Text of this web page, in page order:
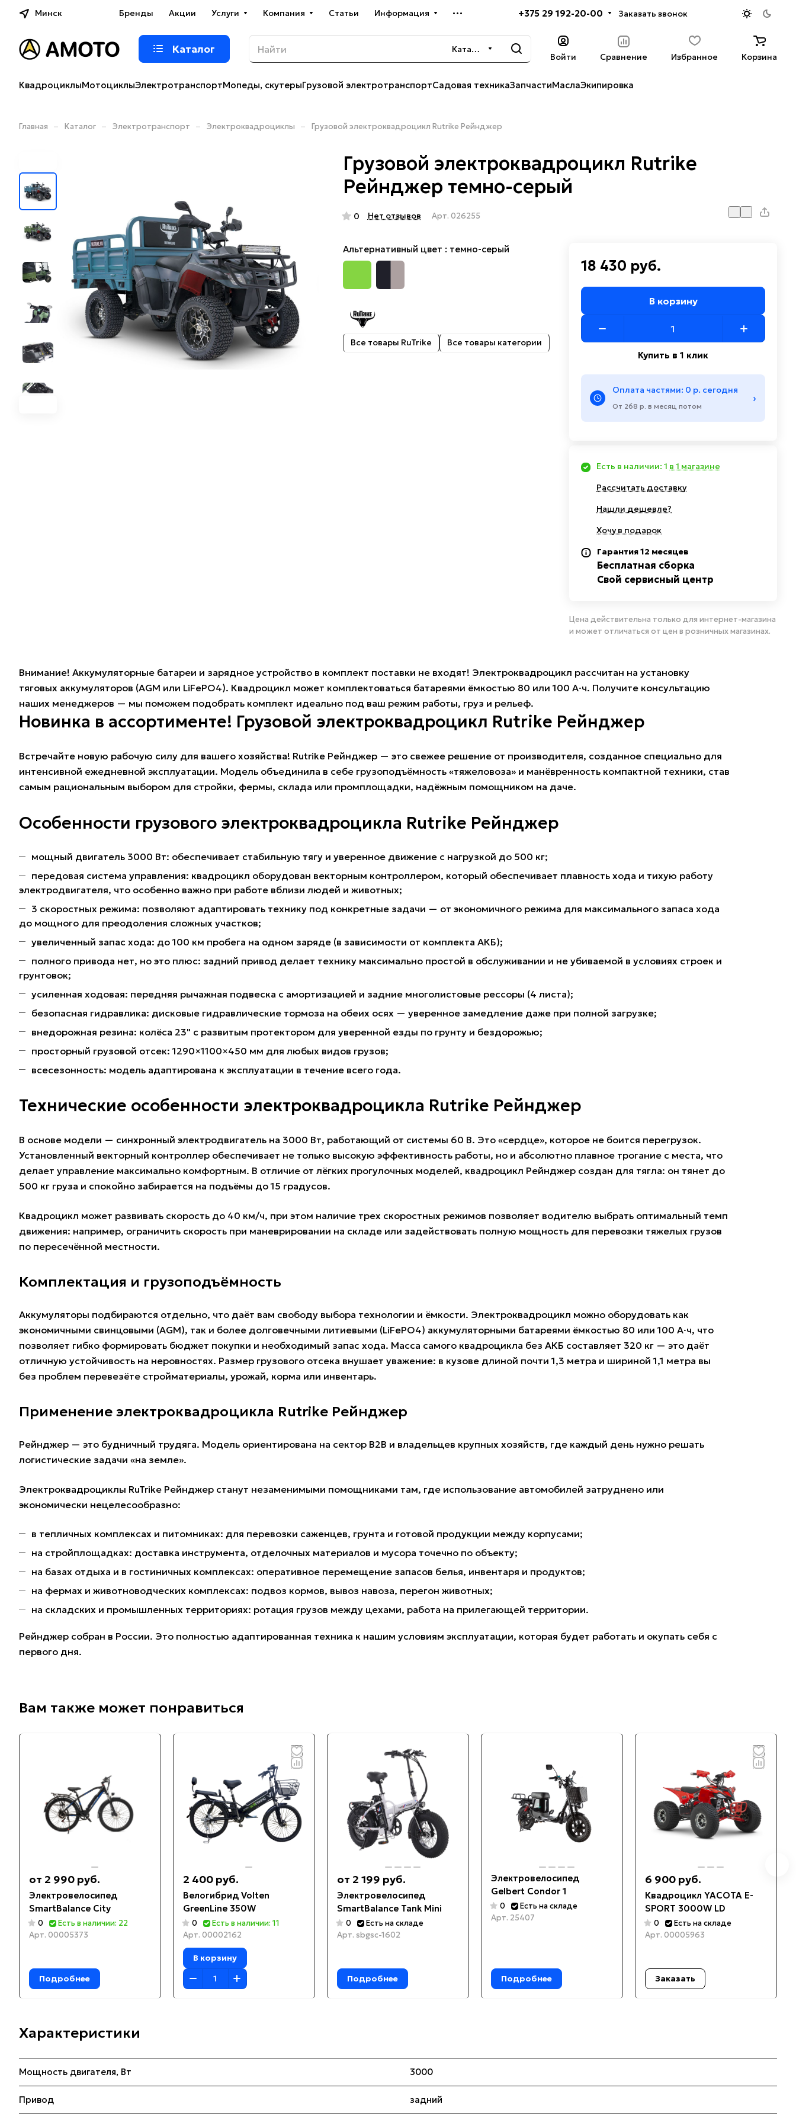
Минск Бренды Акции Услуги Компания Статьи Информация +375 29 192-20-00 Заказать звонок
Каталог Каталог
Войти Сравнение Избранное Корзина
КвадроциклыМотоциклыЭлектротранспортМопеды, скутерыГрузовой электротранспортСадовая техникаЗапчастиМаслаЭкипировка
Главная – Каталог – Электротранспорт – Электроквадроциклы – Грузовой электроквадроцикл Rutrike Рейнджер
Грузовой электроквадроцикл Rutrike
Рейнджер темно-серый
0 Нет отзывов Арт. 026255
Альтернативный цвет : темно-серый
Все товары RuTrike Все товары категории
18 430 руб.
В корзину
Купить в 1 клик
Оплата частями: 0 р. сегодня
От 268 р. в месяц потом
›
Есть в наличии: 1 в 1 магазине
Рассчитать доставку
Нашли дешевле?
Хочу в подарок
Гарантия 12 месяцев
Бесплатная сборка
Свой сервисный центр
Цена действительна только для интернет-магазина
и может отличаться от цен в розничных магазинах.
Внимание! Аккумуляторные батареи и зарядное устройство в комплект поставки не входят! Электроквадроцикл рассчитан на установку
тяговых аккумуляторов (AGM или LiFePO4). Квадроцикл может комплектоваться батареями ёмкостью 80 или 100 А·ч. Получите консультацию
наших менеджеров — мы поможем подобрать комплект идеально под ваш режим работы, груз и рельеф.
Новинка в ассортименте! Грузовой электроквадроцикл Rutrike Рейнджер
Встречайте новую рабочую силу для вашего хозяйства! Rutrike Рейнджер — это свежее решение от производителя, созданное специально для
интенсивной ежедневной эксплуатации. Модель объединила в себе грузоподъёмность «тяжеловоза» и манёвренность компактной техники, став
самым рациональным выбором для стройки, фермы, склада или промплощадки, надёжным помощником на даче.
Особенности грузового электроквадроцикла Rutrike Рейнджер
мощный двигатель 3000 Вт: обеспечивает стабильную тягу и уверенное движение с нагрузкой до 500 кг;
передовая система управления: квадроцикл оборудован векторным контроллером, который обеспечивает плавность хода и тихую работу
электродвигателя, что особенно важно при работе вблизи людей и животных;
3 скоростных режима: позволяют адаптировать технику под конкретные задачи — от экономичного режима для максимального запаса хода
до мощного для преодоления сложных участков;
увеличенный запас хода: до 100 км пробега на одном заряде (в зависимости от комплекта АКБ);
полного привода нет, но это плюс: задний привод делает технику максимально простой в обслуживании и не убиваемой в условиях строек и
грунтовок;
усиленная ходовая: передняя рычажная подвеска с амортизацией и задние многолистовые рессоры (4 листа);
безопасная гидравлика: дисковые гидравлические тормоза на обеих осях — уверенное замедление даже при полной загрузке;
внедорожная резина: колёса 23" с развитым протектором для уверенной езды по грунту и бездорожью;
просторный грузовой отсек: 1290×1100×450 мм для любых видов грузов;
всесезонность: модель адаптирована к эксплуатации в течение всего года.
Технические особенности электроквадроцикла Rutrike Рейнджер
В основе модели — синхронный электродвигатель на 3000 Вт, работающий от системы 60 В. Это «сердце», которое не боится перегрузок.
Установленный векторный контроллер обеспечивает не только высокую эффективность работы, но и абсолютно плавное трогание с места, что
делает управление максимально комфортным. В отличие от лёгких прогулочных моделей, квадроцикл Рейнджер создан для тягла: он тянет до
500 кг груза и спокойно забирается на подъёмы до 15 градусов.
Квадроцикл может развивать скорость до 40 км/ч, при этом наличие трех скоростных режимов позволяет водителю выбрать оптимальный темп
движения: например, ограничить скорость при маневрировании на складе или задействовать полную мощность для перевозки тяжелых грузов
по пересечённой местности.
Комплектация и грузоподъёмность
Аккумуляторы подбираются отдельно, что даёт вам свободу выбора технологии и ёмкости. Электроквадроцикл можно оборудовать как
экономичными свинцовыми (AGM), так и более долговечными литиевыми (LiFePO4) аккумуляторными батареями ёмкостью 80 или 100 А·ч, что
позволяет гибко формировать бюджет покупки и необходимый запас хода. Масса самого квадроцикла без АКБ составляет 320 кг — это даёт
отличную устойчивость на неровностях. Размер грузового отсека внушает уважение: в кузове длиной почти 1,3 метра и шириной 1,1 метра вы
без проблем перевезёте стройматериалы, урожай, корма или инвентарь.
Применение электроквадроцикла Rutrike Рейнджер
Рейнджер — это будничный трудяга. Модель ориентирована на сектор B2B и владельцев крупных хозяйств, где каждый день нужно решать
логистические задачи «на земле».
Электроквадроциклы RuTrike Рейнджер станут незаменимыми помощниками там, где использование автомобилей затруднено или
экономически нецелесообразно:
в тепличных комплексах и питомниках: для перевозки саженцев, грунта и готовой продукции между корпусами;
на стройплощадках: доставка инструмента, отделочных материалов и мусора точечно по объекту;
на базах отдыха и в гостиничных комплексах: оперативное перемещение запасов белья, инвентаря и продуктов;
на фермах и животноводческих комплексах: подвоз кормов, вывоз навоза, перегон животных;
на складских и промышленных территориях: ротация грузов между цехами, работа на прилегающей территории.
Рейнджер собран в России. Это полностью адаптированная техника к нашим условиям эксплуатации, которая будет работать и окупать себя с
первого дня.
Вам также может понравиться
от 2 990 руб.
Электровелосипед
SmartBalance City
0
Есть в наличии: 22
Арт. 00005373
Подробнее
2 400 руб.
Велогибрид Volten
GreenLine 350W
0
Есть в наличии: 11
Арт. 00002162
В корзину
от 2 199 руб.
Электровелосипед
SmartBalance Tank Mini
0
Есть на складе
Арт. sbgsc-1602
Подробнее
Электровелосипед
Gelbert Condor 1
0
Есть на складе
Арт. 25407
Подробнее
6 900 руб.
Квадроцикл YACOTA E-
SPORT 3000W LD
0
Есть на складе
Арт. 00005963
Заказать
Характеристики
Мощность двигателя, Вт 3000
Привод задний